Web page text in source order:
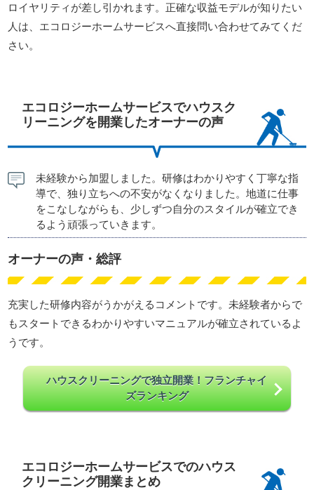
ロイヤリティが差し引かれます。正確な収益モデルが知りたい
人は、エコロジーホームサービスへ直接問い合わせてみてくだ
さい。
エコロジーホームサービスでハウスク
リーニングを開業したオーナーの声
未経験から加盟しました。研修はわかりやすく丁寧な指
導で、独り立ちへの不安がなくなりました。地道に仕事
をこなしながらも、少しずつ自分のスタイルが確立でき
るよう頑張っていきます。
オーナーの声・総評
充実した研修内容がうかがえるコメントです。未経験者からで
もスタートできるわかりやすいマニュアルが確立されているよ
うです。
ハウスクリーニングで独立開業！フランチャイ
ズランキング
エコロジーホームサービスでのハウス
クリーニング開業まとめ